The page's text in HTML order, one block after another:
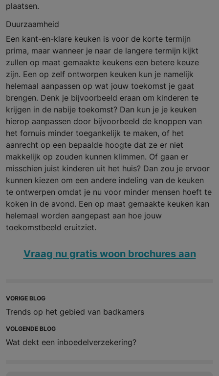
plaatsen.
Duurzaamheid
Een kant-en-klare keuken is voor de korte termijn
prima, maar wanneer je naar de langere termijn kijkt
zullen op maat gemaakte keukens een betere keuze
zijn. Een op zelf ontworpen keuken kun je namelijk
helemaal aanpassen op wat jouw toekomst je gaat
brengen. Denk je bijvoorbeeld eraan om kinderen te
krijgen in de nabije toekomst? Dan kun je je keuken
hierop aanpassen door bijvoorbeeld de knoppen van
het fornuis minder toegankelijk te maken, of het
aanrecht op een bepaalde hoogte dat ze er niet
makkelijk op zouden kunnen klimmen. Of gaan er
misschien juist kinderen uit het huis? Dan zou je ervoor
kunnen kiezen om een andere indeling van de keuken
te ontwerpen omdat je nu voor minder mensen hoeft te
koken in de avond. Een op maat gemaakte keuken kan
helemaal worden aangepast aan hoe jouw
toekomstbeeld eruitziet.
Vraag nu gratis woon brochures aan
VORIGE BLOG
Trends op het gebied van badkamers
VOLGENDE BLOG
Wat dekt een inboedelverzekering?